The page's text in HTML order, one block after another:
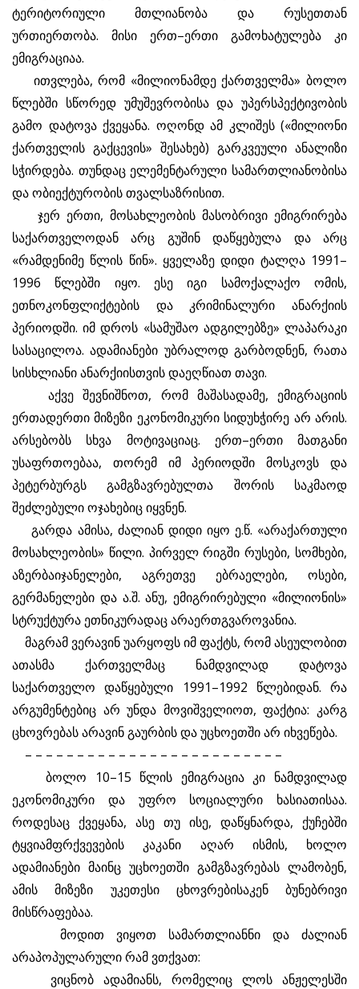
ტერიტორიული მთლიანობა და რუსეთთან
ურთიერთობა. მისი ერთ–ერთი გამოხატულება კი
ემიგრაციაა.
ითვლება, რომ «მილიონამდე ქართველმა» ბოლო
წლებში სწორედ უმუშევრობისა და უპერსპექტივობის
გამო დატოვა ქვეყანა. ოღონდ ამ კლიშეს («მილიონი
ქართველის გაქცევის» შესახებ) გარკვეული ანალიზი
სჭირდება. თუნდაც ელემენტარული სამართლიანობისა
და ობიექტურობის თვალსაზრისით.
ჯერ ერთი, მოსახლეობის მასობრივი ემიგრირება
საქართველოდან არც გუშინ დაწყებულა და არც
«რამდენიმე წლის წინ». ყველაზე დიდი ტალღა 1991–
1996 წლებში იყო. ესე იგი სამოქალაქო ომის,
ეთნოკონფლიქტების და კრიმინალური ანარქიის
პერიოდში. იმ დროს «სამუშაო ადგილებზე» ლაპარაკი
სასაცილოა. ადამიანები უბრალოდ გარბოდნენ, რათა
სისხლიანი ანარქიისთვის დაეღწიათ თავი.
აქვე შევნიშნოთ, რომ მაშასადამე, ემიგრაციის
ერთადერთი მიზეზი ეკონომიკური სიდუხჭირე არ არის.
არსებობს სხვა მოტივაციაც. ერთ–ერთი მათგანი
უსაფრთოებაა, თორემ იმ პერიოდში მოსკოვს და
პეტერბურგს გამგზავრებულთა შორის საკმაოდ
შეძლებული ოჯახებიც იყვნენ.
გარდა ამისა, ძალიან დიდი იყო ე.წ. «არაქართული
მოსახლეობის» წილი. პირველ რიგში რუსები, სომხები,
აზერბაიჯანელები, აგრეთვე ებრაელები, ოსები,
გერმანელები და ა.შ. ანუ, ემიგრირებული «მილიონის»
სტრუქტურა ეთნიკურადაც არაერთგვაროვანია.
მაგრამ ვერავინ უარყოფს იმ ფაქტს, რომ ასეულობით
ათასმა ქართველმაც ნამდვილად დატოვა
საქართველო დაწყებული 1991–1992 წლებიდან. რა
არგუმენტებიც არ უნდა მოვიშველიოთ, ფაქტია: კარგ
ცხოვრებას არავინ გაურბის და უცხოეთში არ იხვეწება.
– – – – – – – – – – – – – – – – – – – – – – – – –
ბოლო 10–15 წლის ემიგრაცია კი ნამდვილად
ეკონომიკური და უფრო სოციალური ხასიათისაა.
როდესაც ქვეყანა, ასე თუ ისე, დაწყნარდა, ქუჩებში
ტყვიამფრქვევების კაკანი აღარ ისმის, ხოლო
ადამიანები მაინც უცხოეთში გამგზავრებას ლამობენ,
ამის მიზეზი უკეთესი ცხოვრებისაკენ ბუნებრივი
მისწრაფებაა.
მოდით ვიყოთ სამართლიანნი და ძალიან
არაპოპულარული რამ ვთქვათ:
ვიცნობ ადამიანს, რომელიც ლოს ანჟელესში